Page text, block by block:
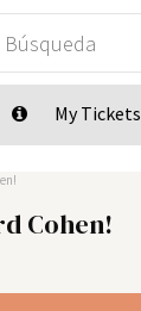
My Tickets
Cohen!